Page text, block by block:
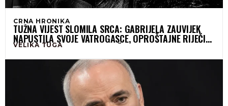
CRNA HRONIKA
TUŽNA VIJEST SLOMILA SRCA: GABRIJELA ZAUVIJEK
NAPUSTILA SVOJE VATROGASCE, OPROŠTAJNE RIJEČI
KOLEGA TJERAJU SUZE NA OČI
VELIKA TUGA